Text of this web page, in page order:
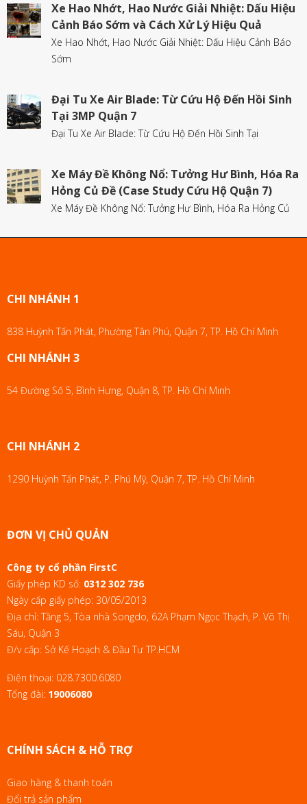
Xe Hao Nhớt, Hao Nước Giải Nhiệt: Dấu Hiệu
Cảnh Báo Sớm và Cách Xử Lý Hiệu Quả
Xe Hao Nhớt, Hao Nước Giải Nhiệt: Dấu Hiệu Cảnh Báo
Sớm
Đại Tu Xe Air Blade: Từ Cứu Hộ Đến Hồi Sinh
Tại 3MP Quận 7
Đại Tu Xe Air Blade: Từ Cứu Hộ Đến Hồi Sinh Tại
Xe Máy Đề Không Nổ: Tưởng Hư Bình, Hóa Ra
Hỏng Củ Đề (Case Study Cứu Hộ Quận 7)
Xe Máy Đề Không Nổ: Tưởng Hư Bình, Hóa Ra Hỏng Củ
CHI NHÁNH 1
838 Huỳnh Tấn Phát, Phường Tân Phú, Quận 7, TP. Hồ Chí Minh
CHI NHÁNH 3
54 Đường Số 5, Bình Hưng, Quận 8, TP. Hồ Chí Minh
CHI NHÁNH 2
1290 Huỳnh Tấn Phát, P. Phú Mỹ, Quận 7, TP. Hồ Chí Minh
ĐƠN VỊ CHỦ QUẢN
Công ty cổ phần FirstC
Giấy phép KD số: 0312 302 736
Ngày cấp giấy phép: 30/05/2013
Địa chỉ: Tầng 5, Tòa nhà Songdo, 62A Phạm Ngọc Thạch, P. Võ Thị
Sáu, Quận 3
Đ/v cấp: Sở Kế Hoạch & Đầu Tư TP.HCM
Điện thoại: 028.7300.6080
Tổng đài: 19006080
CHÍNH SÁCH & HỖ TRỢ
Giao hàng & thanh toán
Đổi trả sản phẩm